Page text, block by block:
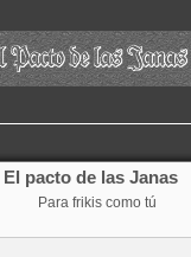
El pacto de las Janas
Para frikis como tú